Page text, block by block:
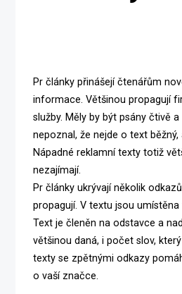
Pr články přinášejí čtenářům
informace. Většinou propagují
služby. Měly by být psány čtivě
nepoznal, že nejde o text běžný,
Nápadné reklamní texty totiž
nezajímají.
Pr články ukrývají několik
propagují. V textu jsou
Text je členěn na odstavce a
většinou daná, i počet slov,
texty se zpětnými odkazy
o vaší značce.